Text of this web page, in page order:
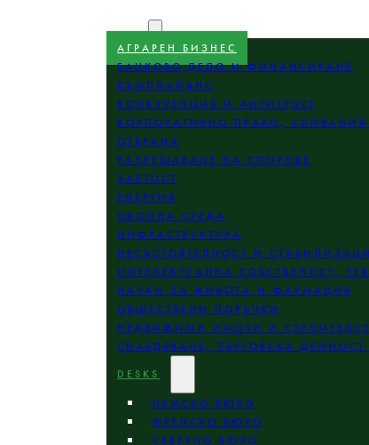
ОБЛАСТИ
АГРАРЕН БИЗНЕС
БАНКОВО ДЕЛО И ФИНАНСИРАНЕ
КЪМПЛАЙЪНС
КОНКУРЕНЦИЯ И АНТИТРЪСТ
КОРПОРАТИВНО ПРАВО,
ОТБРАНА
РАЗРЕШАВАНЕ НА СПОРОВЕ
ЗАЕТОСТ
ЕНЕРГИЯ
ОКОЛНА СРЕДА
ИНФРАСТРУКТУРА
НЕСЪСТОЯТЕЛНОСТ И
ИНТЕЛЕКТУАЛНА СОБСТВЕНОСТ,
НАУКИ ЗА ЖИВОТА И ФАРМАЦИЯ
ОБЩЕСТВЕНИ ПОРЪЧКИ
НЕДВИЖИМИ ИМОТИ И
СНАБДЯВАНЕ, ТЪРГОВСКА ДЕЙНОСТ
DESKS
НЕМСКО БЮРО
ФРЕНСКО БЮРО
СЕВЕРНО БЮРО